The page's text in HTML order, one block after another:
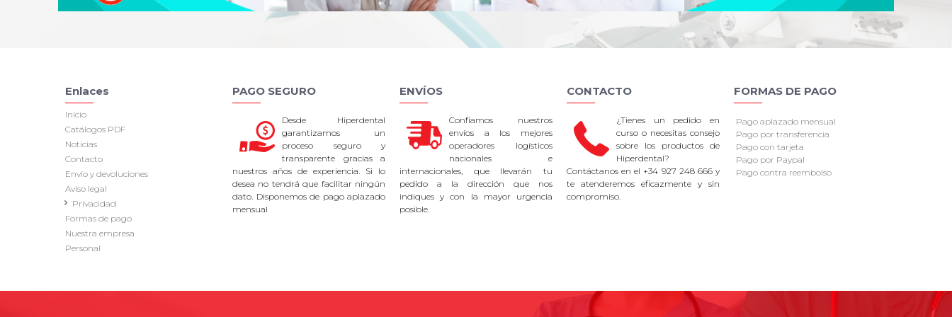
Enlaces
Inicio
Catálogos PDF
Noticias
Contacto
Envío y devoluciones
Aviso legal
Privacidad
Formas de pago
Nuestra empresa
Personal
PAGO SEGURO
Desde Hiperdental
garantizamos un
proceso seguro y
transparente gracias a
nuestros años de experiencia. Si lo
desea no tendrá que facilitar ningún
dato. Disponemos de pago aplazado
mensual
ENVÍOS
Confiamos nuestros
envíos a los mejores
operadores logísticos
nacionales e
internacionales, que llevarán tu
pedido a la dirección que nos
indiques y con la mayor urgencia
posible.
CONTACTO
¿Tienes un pedido en
curso o necesitas consejo
sobre los productos de
Hiperdental?
Contáctanos en el +34 927 248 666 y
te atenderemos eficazmente y sin
compromiso.
FORMAS DE PAGO
Pago aplazado mensual
Pago por transferencia
Pago con tarjeta
Pago por Paypal
Pago contra reembolso